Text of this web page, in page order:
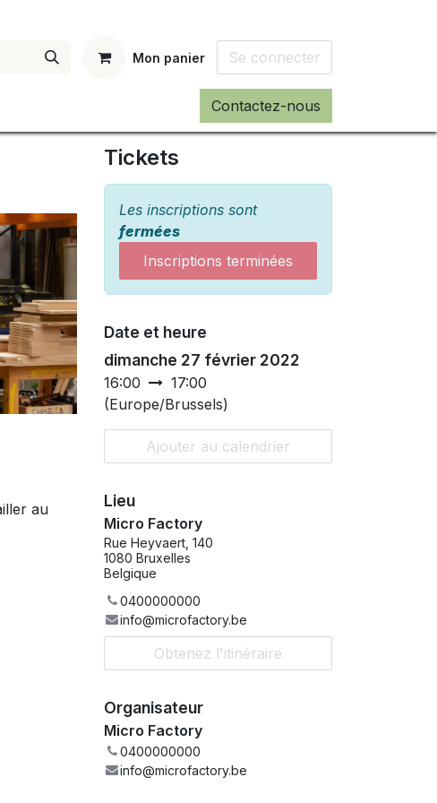
Mon panier Se connecter
Contactez-nous
au
Tickets
Les inscriptions sont
fermées
Inscriptions terminées
Date et heure
dimanche 27 février 2022
16:00
17:00
(Europe/Brussels)
Ajouter au calendrier
Lieu
Micro Factory
Rue Heyvaert, 140
1080 Bruxelles
Belgique
0400000000
info@microfactory.be
Obtenez l'itinéraire
Organisateur
Micro Factory
0400000000
info@microfactory.be